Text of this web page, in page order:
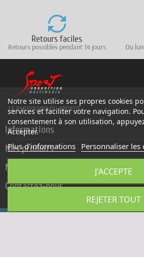
Retours faciles
Retours possibles pendant 14 jours Du
- LE PARTENAIRE DU SPORTIF -
Informations
Nos produits
Notre société
Contactez-nous
Notre site utilise ses propres cookies
services et faciliter votre navigation.
consentement à son utilisation,
Accepter.
Plus d'informations Personnaliser les
REJETER TOUT
J'ACCEPTE